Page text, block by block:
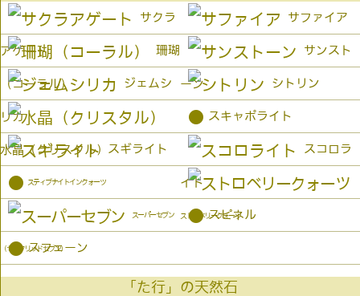
サクラ
アゲート
サファイア
珊瑚
（コーラル）
サンスト
ーン
ジェムシ
リカ
シトリン
水晶（クリスタル）
● スキャポライト
スギライト スコロラ
イト
● スティブナイトインクォーツ
ストロベリークォーツ
スーパーセブン
（セイクリッドセブン）
● スピネル
● スフェーン
「た行」の天然石